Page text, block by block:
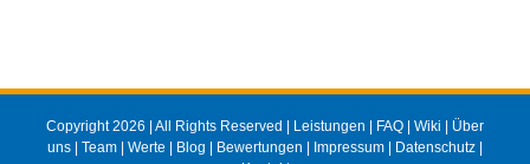
Copyright 2026 | All Rights Reserved | Leistungen | FAQ | Wiki | Über
uns | Team | Werte | Blog | Bewertungen | Impressum | Datenschutz |